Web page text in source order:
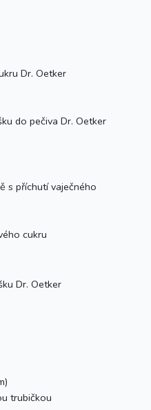
Dr. Oetker
do pečiva Dr. Oetker
s příchutí vaječného
cukru
Dr. Oetker
trubičkou